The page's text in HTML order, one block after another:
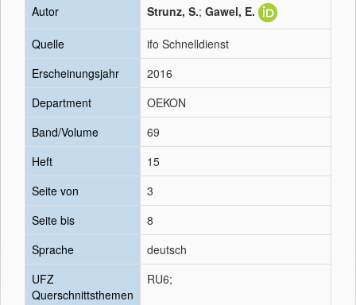
Autor
Strunz, S.; Gawel, E.
Quelle
ifo Schnelldienst
Erscheinungsjahr
2016
Department
OEKON
Band/Volume
69
Heft
15
Seite von
3
Seite bis
8
Sprache
deutsch
UFZ
Querschnittsthemen
RU6;